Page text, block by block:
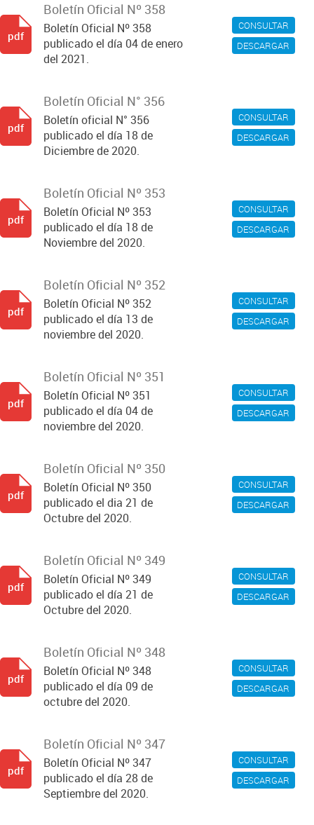
CONSULTAR
DESCARGAR
Boletín Oficial Nº 358
Boletín Oficial Nº 358
publicado el día 04 de enero
del 2021.
pdf
CONSULTAR
DESCARGAR
Boletín Oficial N° 356
Boletín oficial N° 356
publicado el día 18 de
Diciembre de 2020.
pdf
CONSULTAR
DESCARGAR
Boletín Oficial Nº 353
Boletín Oficial Nº 353
publicado el día 18 de
Noviembre del 2020.
pdf
CONSULTAR
DESCARGAR
Boletín Oficial Nº 352
Boletín Oficial Nº 352
publicado el día 13 de
noviembre del 2020.
pdf
CONSULTAR
DESCARGAR
Boletín Oficial Nº 351
Boletín Oficial Nº 351
publicado el día 04 de
noviembre del 2020.
pdf
CONSULTAR
DESCARGAR
Boletín Oficial Nº 350
Boletín Oficial Nº 350
publicado el dia 21 de
Octubre del 2020.
pdf
CONSULTAR
DESCARGAR
Boletín Oficial Nº 349
Boletín Oficial Nº 349
publicado el día 21 de
Octubre del 2020.
pdf
CONSULTAR
DESCARGAR
Boletín Oficial Nº 348
Boletín Oficial Nº 348
publicado el día 09 de
octubre del 2020.
pdf
CONSULTAR
DESCARGAR
Boletín Oficial Nº 347
Boletín Oficial Nº 347
publicado el día 28 de
Septiembre del 2020.
pdf